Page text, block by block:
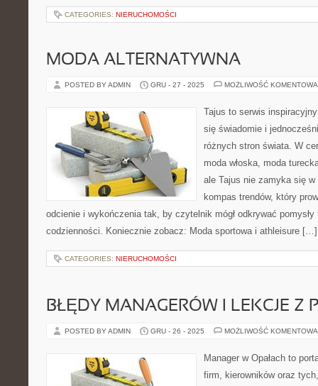
CATEGORIES: NIERUCHOMOŚCI
MODA ALTERNATYWNA
POSTED BY ADMIN GRU - 27 - 2025 MOŻLIWOŚĆ
Tajus to serwis
się świadomie i
różnych stron świata. W
moda włoska, moda
ale Tajus nie zamyka się
kompas trendów, który
odcienie i wykończenia tak, by czytelnik mógł odkrywać pomysły
codzienności. Koniecznie zobacz: Moda sportowa i athleisure […]
CATEGORIES: NIERUCHOMOŚCI
BŁĘDY MANAGERÓW I LEKCJE Z
POSTED BY ADMIN GRU - 26 - 2025 MOŻLIWOŚĆ
Manager w Opałach to
firm, kierowników oraz